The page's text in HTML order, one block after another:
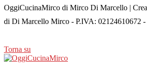
OggiCucinaMirco di Mirco Di Marcello |
di Di Marcello Mirco - P.IVA: 02124610672
Torna su